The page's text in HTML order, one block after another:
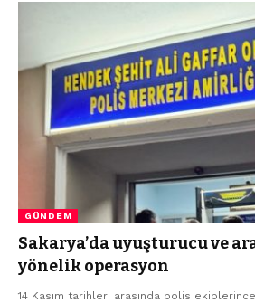
GÜNDEM
Sakarya’da uyuşturucu ve
yönelik operasyon
14 Kasım tarihleri arasında polis